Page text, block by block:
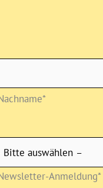
Anmeldung*